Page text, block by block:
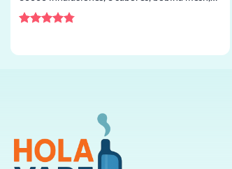
desechable al por mayor
de 5